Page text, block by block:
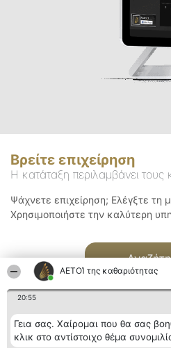
ΑΕΤΟΊ της καθαριότητας
20:55
Γεια σας. Χαίρομαι που θα σας
κλικ στο αντίστοιχο θέμα
Βρείτε επιχείρηση
Η κατάταξη περιλαμβάνει
Ψάχνετε επιχείρηση; Ελέγξτε τη
Χρησιμοποιήστε την καλύτερη